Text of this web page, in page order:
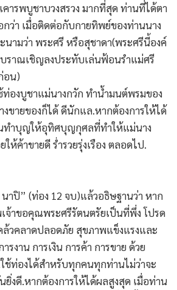
ารพบูชาบวงสรวง มากที่สุด ท่านที่ได้ตา
า เมื่อติดต่อกับกายทิพย์ของท่านนาง
นามว่า พระศรี หรือสุชาดา(พระศรีนี้องค์
ราณเชิญลงประทับเล่นฟ้อนรำแม่ศรี
อน)
องบูชาแม่นางกวัก ทำน้ำมนต์พรมของ
งขายของก็ได้ ดีนักแล.หากต้องการให้ได้
ทำบุญให้อุทิศบุญกุศลที่ทำให้แม่นาง
ห้ค้าขายดี ร่ำรวยรุ่งเรือง ตลอดไป.
าปิ” (ท่อง 12 จบ)แล้วอธิษฐานว่า หาก
จ้าขอคุณพระศรีรัตนตรัยเป็นที่พึ่ง โปรด
ล้วคลาดปลอดภัย สุขภาพแข็งแรงและ
รงาน การเงิน การค้า การขาย ด้วย
ช้ท่องได้สำหรับทุกคนทุกท่านไม่ว่าจะ
ยิ่งดี.หากต้องการให้ได้ผลสูงสุด เมื่อท่าน